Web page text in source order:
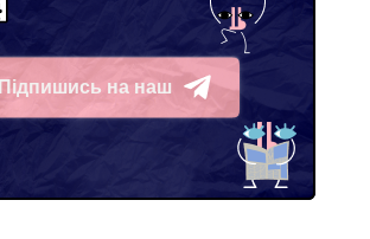
Підпишись на наш
Telegram